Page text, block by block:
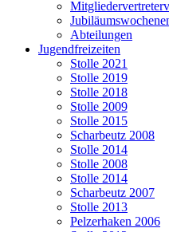
Abteilungen
Jugendfreizeiten
Stolle 2021
Stolle 2019
Stolle 2018
Stolle 2009
Stolle 2015
Scharbeutz 2008
Stolle 2014
Stolle 2008
Stolle 2014
Scharbeutz 2007
Stolle 2013
Pelzerhaken 2006